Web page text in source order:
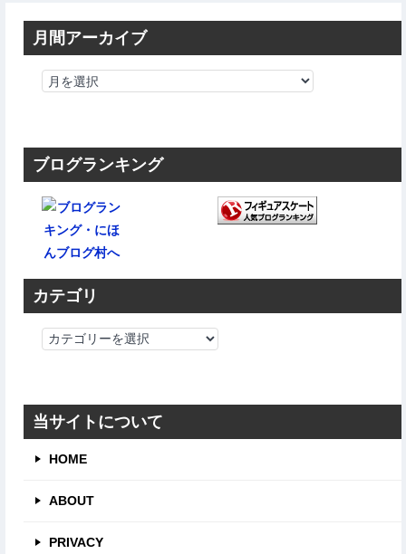
月間アーカイブ
ブログランキング
カテゴリ
カ
リ
当サイトについて
HOME
ABOUT
PRIVACY